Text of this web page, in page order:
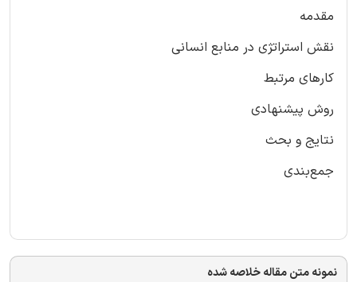
مقدمه
نقش استراتژی در منابع انسانی
کارهای مرتبط
روش پیشنهادی
نتایج و بحث
جمع‌بندی
نمونه متن مقاله خلاصه شده